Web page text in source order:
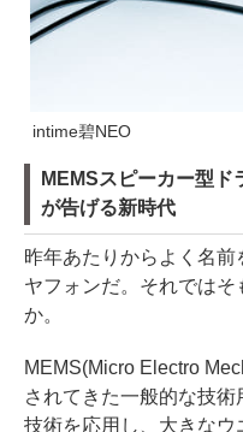
intime碧NEO
MEMSスピーカー型ド
が告げる新時代
昨年あたりからよく名前
ヤフォンだ。それではそ
か。
MEMS(Micro Electro
されてきた一般的な技
技術を応用し、大きなウ